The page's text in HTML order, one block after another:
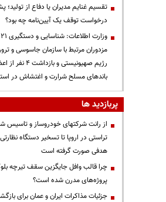
تقسیم غنایم مدیران یا دفاع از تولید؛
درخواست توقف یک آیین‌نامه چه بود؟
مزدوران مرتبط با سازمان جاسوسی و
رژیم صهیونیستی و بازداشت
باندهای مسلح شرارت و اغتشاش در
پربازدید ها
از رانت‌ شرکتهای خودروساز و تاسیس
تراستی در اروپا تا تسخیر دستگاه
هدفی صورت گرفته است
چرا قالب وافل جایگزین سقف تیرچه
پروژه‌های مدرن شده است؟
جزئیات مذاکرات ایران و عمان برای